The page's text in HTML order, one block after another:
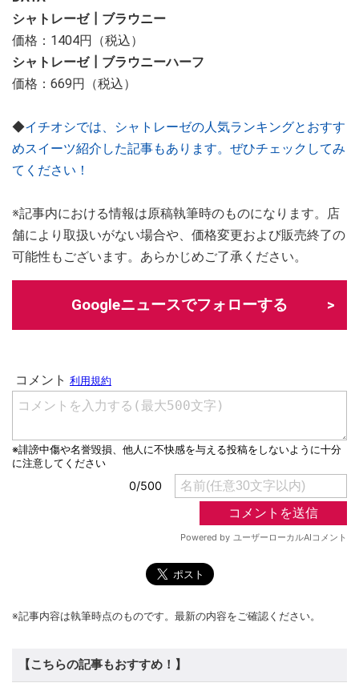
シャトレーゼ┃ブラウニー
価格：1404円（税込）
シャトレーゼ┃ブラウニーハーフ
価格：669円（税込）
◆イチオシでは、シャトレーゼの人気ランキングとおすす
めスイーツ紹介した記事もあります。ぜひチェックしてみ
てください！
※記事内における情報は原稿執筆時のものになります。店
舗により取扱いがない場合や、価格変更および販売終了の
可能性もございます。あらかじめご了承ください。
Googleニュースでフォローする
※記事内容は執筆時点のものです。最新の内容をご確認ください。
【こちらの記事もおすすめ！】